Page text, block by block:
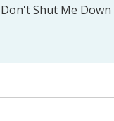
Don't Shut Me Down